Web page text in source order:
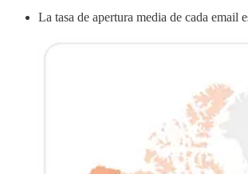
La tasa de apertura media de cada email